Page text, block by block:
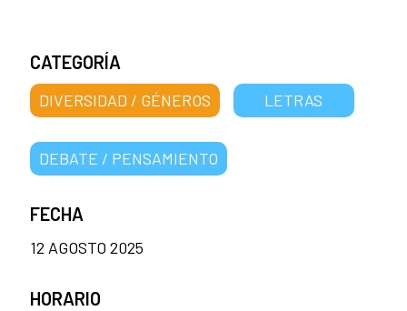
CATEGORÍA
DIVERSIDAD / GÉNEROS LETRAS
DEBATE / PENSAMIENTO
FECHA
12 AGOSTO 2025
HORARIO